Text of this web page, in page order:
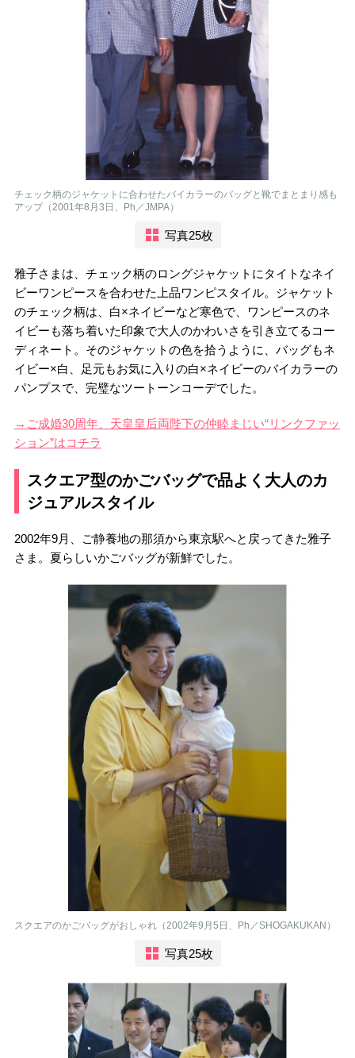
チェック柄のジャケットに合わせたバイカラーのバッグと靴でまとまり感も
アップ（2001年8月3日、Ph／JMPA）
写真25枚
雅子さまは、チェック柄のロングジャケットにタイトなネイ
ビーワンピースを合わせた上品ワンピスタイル。ジャケット
のチェック柄は、白×ネイビーなど寒色で、ワンピースのネ
イビーも落ち着いた印象で大人のかわいさを引き立てるコー
ディネート。そのジャケットの色を拾うように、バッグもネ
イビー×白、足元もお気に入りの白×ネイビーのバイカラーの
パンプスで、完璧なツートーンコーデでした。
→ご成婚30周年、天皇皇后両陛下の仲睦まじい“リンクファッ
ション”はコチラ
スクエア型のかごバッグで品よく大人のカ
ジュアルスタイル
2002年9月、ご静養地の那須から東京駅へと戻ってきた雅子
さま。夏らしいかごバッグが新鮮でした。
スクエアのかごバッグがおしゃれ（2002年9月5日、Ph／SHOGAKUKAN）
写真25枚